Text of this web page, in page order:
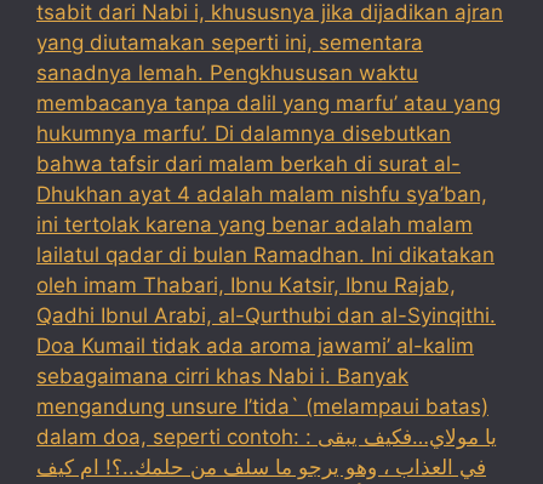
tsabit dari Nabi i, khususnya jika dijadikan ajran
yang diutamakan seperti ini, sementara
sanadnya lemah. Pengkhususan waktu
membacanya tanpa dalil yang marfu’ atau yang
hukumnya marfu’. Di dalamnya disebutkan
bahwa tafsir dari malam berkah di surat al-
Dhukhan ayat 4 adalah malam nishfu sya’ban,
ini tertolak karena yang benar adalah malam
lailatul qadar di bulan Ramadhan. Ini dikatakan
oleh imam Thabari, Ibnu Katsir, Ibnu Rajab,
Qadhi Ibnul Arabi, al-Qurthubi dan al-Syinqithi.
Doa Kumail tidak ada aroma jawami’ al-kalim
sebagaimana cirri khas Nabi i. Banyak
mengandung unsure I’tida` (melampaui batas)
dalam doa, seperti contoh: : يا مولاي…فكيف يبقى
في العذاب ، وهو يرجو ما سلف من حلمك..؟! ام كيف